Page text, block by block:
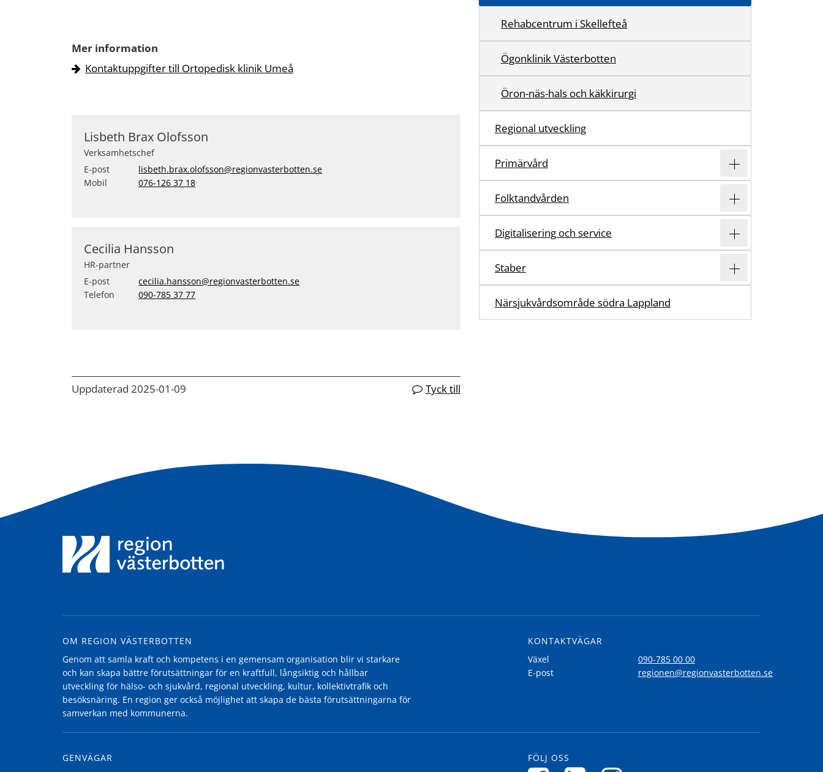
Mer information
Kontaktuppgifter till Ortopedisk klinik Umeå
Lisbeth Brax Olofsson
Verksamhetschef
E-post
lisbeth.brax.olofsson@regionvasterbotten.se
Mobil
076-126 37 18
Cecilia Hansson
HR-partner
E-post
cecilia.hansson@regionvasterbotten.se
Telefon
090-785 37 77
Uppdaterad 2025-01-09 Tyck till
Rehabcentrum i Skellefteå
Ögonklinik Västerbotten
Öron-näs-hals och käkkirurgi
Regional utveckling
Primärvård
Folktandvården
Digitalisering och service
Staber
Närsjukvårdsområde södra Lappland
OM REGION VÄSTERBOTTEN
Genom att samla kraft och kompetens i en gemensam organisation blir vi starkare
och kan skapa bättre förutsättningar för en kraftfull, långsiktig och hållbar
utveckling för hälso- och sjukvård, regional utveckling, kultur, kollektivtrafik och
besöksnäring. En region ger också möjlighet att skapa de bästa förutsättningarna för
samverkan med kommunerna.
KONTAKTVÄGAR
Växel
090-785 00 00
E-post
regionen@regionvasterbotten.se
GENVÄGAR
FÖLJ OSS